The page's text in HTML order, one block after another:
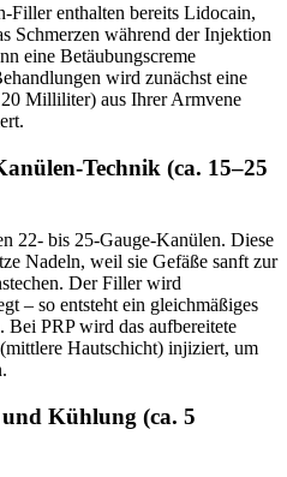
Filler enthalten bereits Lidocain,
Schmerzen während der Injektion
eine Betäubungscreme
wird zunächst eine
Milliliter) aus Ihrer Armvene
Technik (ca. 15–25
22- bis 25-Gauge-Kanülen. Diese
Nadeln, weil sie Gefäße sanft zur
Der Filler wird
– so entsteht ein gleichmäßiges
Bei PRP wird das aufbereitete
Hautschicht) injiziert, um
Kühlung (ca. 5